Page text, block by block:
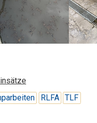
RLFA TLF